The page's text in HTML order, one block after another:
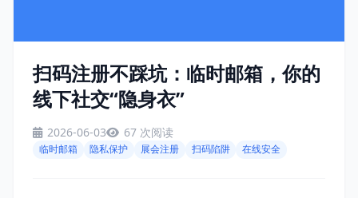
扫码注册不踩坑：临时邮箱，你的
线下社交“隐身衣”
2026-06-03 67 次阅读
临时邮箱 隐私保护 展会注册 扫码陷阱 在线安全